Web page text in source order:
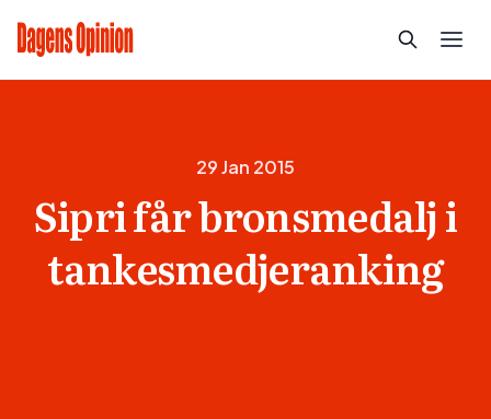
29 Jan 2015
Sipri får bronsmedalj i
tankesmedjeranking